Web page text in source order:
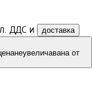
ДДС и доставка
неувеличавана от